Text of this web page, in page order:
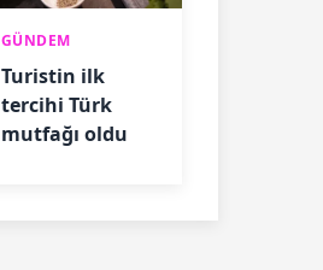
GÜNDEM
Turistin ilk
tercihi Türk
mutfağı oldu